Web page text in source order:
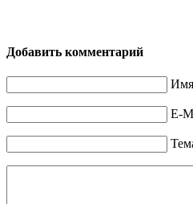
Добавить комментарий
Имя
E-